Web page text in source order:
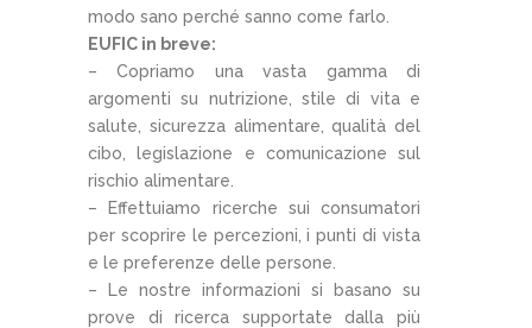
modo sano perché sanno come farlo.
EUFIC in breve:
– Copriamo una vasta gamma di
argomenti su nutrizione, stile di vita e
salute, sicurezza alimentare, qualità del
cibo, legislazione e comunicazione sul
rischio alimentare.
– Effettuiamo ricerche sui consumatori
per scoprire le percezioni, i punti di vista
e le preferenze delle persone.
– Le nostre informazioni si basano su
prove di ricerca supportate dalla più